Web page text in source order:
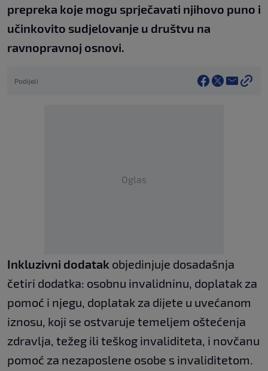
prepreka koje mogu sprječavati njihovo puno i
učinkovito sudjelovanje u društvu na
ravnopravnoj osnovi.
Podijeli
Oglas
Inkluzivni dodatak objedinjuje dosadašnja
četiri dodatka: osobnu invalidninu, doplatak za
pomoć i njegu, doplatak za dijete u uvećanom
iznosu, koji se ostvaruje temeljem oštećenja
zdravlja, težeg ili teškog invaliditeta, i novčanu
pomoć za nezaposlene osobe s invaliditetom.